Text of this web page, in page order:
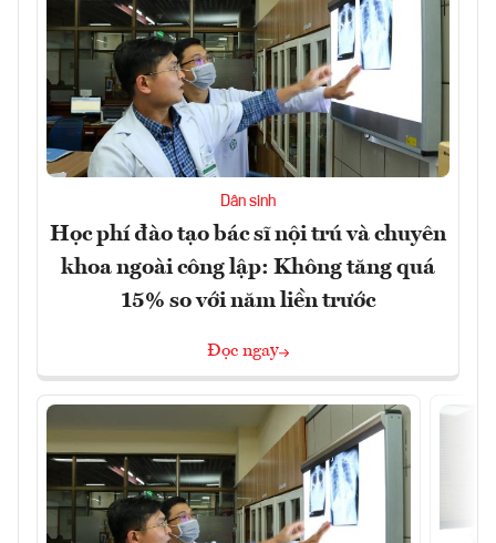
Dân sinh
Học phí đào tạo bác sĩ nội trú và chuyên
khoa ngoài công lập: Không tăng quá
15% so với năm liền trước
Đọc ngay